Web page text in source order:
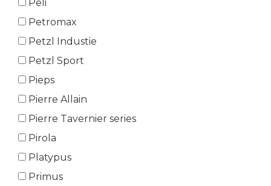
Peli
Petromax
Petzl Industie
Petzl Sport
Pieps
Pierre Allain
Pierre Tavernier series
Pirola
Platypus
Primus